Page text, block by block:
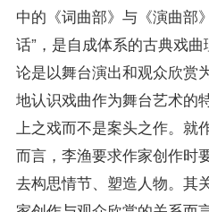
中的《词曲部》与《演曲部
话”，是自成体系的古典戏
论是以舞台演出和观众欣赏
地认识戏曲作为舞台艺术的
上之戏而不是案头之作。就
而言，李渔要求作家创作时
去构思情节、塑造人物。其